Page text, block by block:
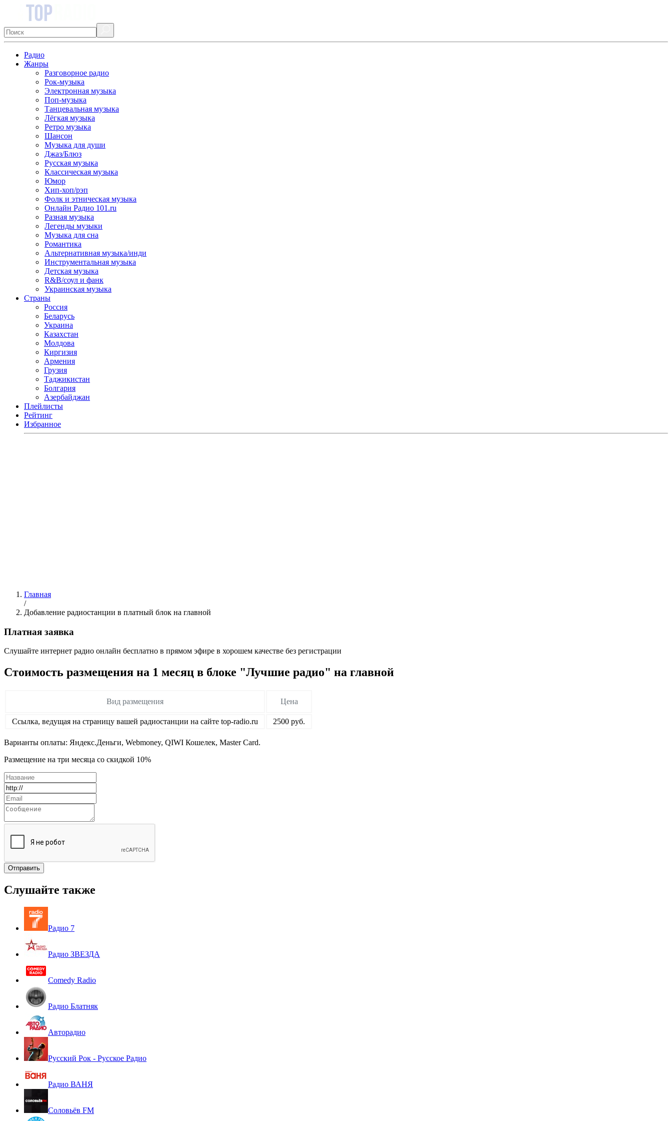
Радио
Жанры
Разговорное радио
Рок-музыка
Электронная музыка
Поп-музыка
Танцевальная музыка
Лёгкая музыка
Ретро музыка
Шансон
Музыка для души
Джаз/Блюз
Русская музыка
Классическая музыка
Юмор
Хип-хоп/рэп
Фолк и этническая музыка
Онлайн Радио 101.ru
Разная музыка
Легенды музыки
Музыка для сна
Романтика
Альтернативная музыка/инди
Инструментальная музыка
Детская музыка
R&B/cоул и фанк
Украинская музыка
Страны
Россия
Беларусь
Украина
Казахстан
Молдова
Киргизия
Армения
Грузия
Таджикистан
Болгария
Азербайджан
Плейлисты
Рейтинг
Избранное
Главная
/
Добавление радиостанции в платный блок на главной
Платная заявка
Cлушайте интернет радио онлайн бесплатно в прямом эфире в хорошем качестве без регистрации
Стоимость размещения на 1 месяц в блоке "Лучшие радио" на главной
Вид размещения Цена
Ссылка, ведущая на страницу вашей радиостанции на сайте top-radio.ru 2500 руб.
Варианты оплаты: Яндекс.Деньги, Webmoney, QIWI Кошелек, Master Card.
Размещение на три месяца со скидкой 10%
Слушайте также
Радио 7
Радио ЗВЕЗДА
Comedy Radio
Радио Блатняк
Авторадио
Русский Рок - Русское Радио
Радио ВАНЯ
Соловьёв FM